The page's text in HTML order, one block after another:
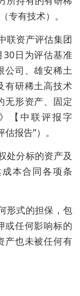
专有技术）。
联资产评估集团
日为评估基准
公司、雄安稀土
有研稀土高技术
无形资产、固定
【中联评报字
报告”）。
处分标的资产及
本合同各项条
形式的担保，包
或任何影响标的
产也未被任何有